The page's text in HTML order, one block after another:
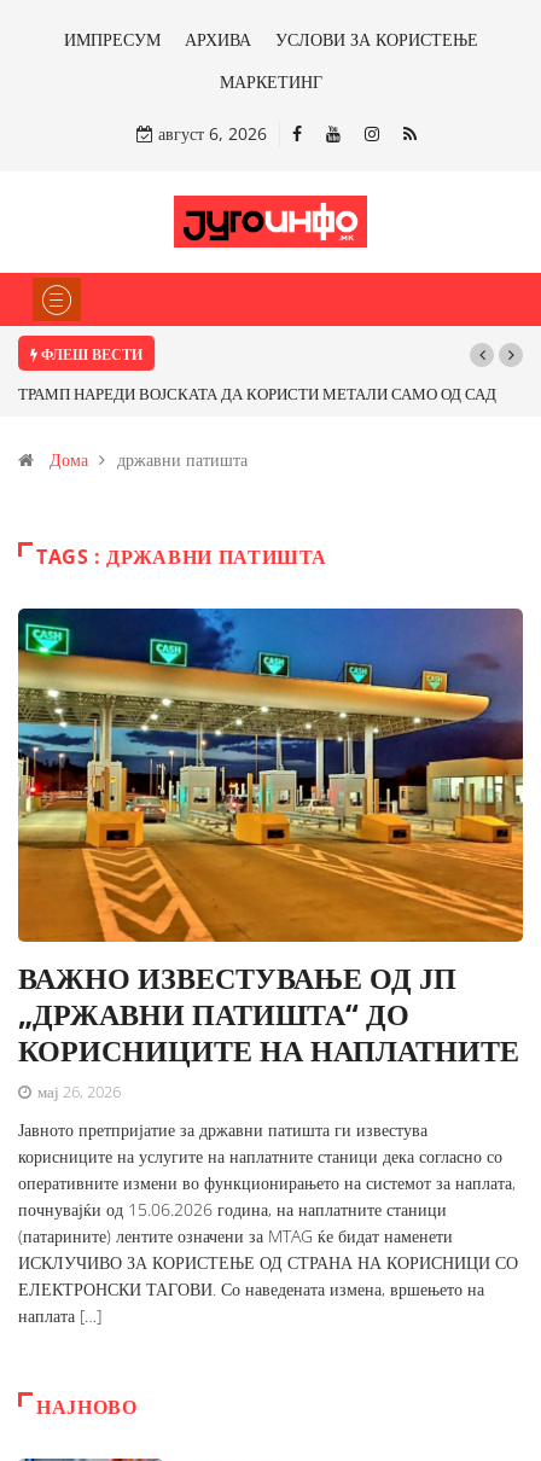
ИМПРЕСУМ АРХИВА
УСЛОВИ ЗА КОРИСТЕЊЕ
МАРКЕТИНГ
август 6, 2026
ФЛЕШ ВЕСТИ
ТРАМП НАРЕДИ ВОЈСКАТА ДА КОРИСТИ МЕТАЛИ САМО ОД САД
Иловица и со антимонот?
Дома државни патишта
TAGS : ДРЖАВНИ ПАТИШТА
ВАЖНО ИЗВЕСТУВАЊЕ ОД ЈП
„ДРЖАВНИ ПАТИШТА“ ДО
КОРИСНИЦИТЕ НА НАПЛАТНИТЕ
мај 26, 2026
Јавното претпријатие за државни патишта ги известува
корисниците на услугите на наплатните станици дека согласно со
оперативните измени во функционирањето на системот за наплата,
почнувајќи од 15.06.2026 година, на наплатните станици
(патарините) лентите означени за MTAG ќе бидат наменети
ИСКЛУЧИВО ЗА КОРИСТЕЊЕ ОД СТРАНА НА КОРИСНИЦИ СО
ЕЛЕКТРОНСКИ ТАГОВИ. Со наведената измена, вршењето на
наплата […]
НАЈНОВО